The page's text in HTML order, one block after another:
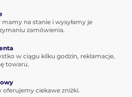
na stanie i wysyłamy je
zamówienia.
w ciągu kilku godzin, reklamacje,
towaru.
oferujemy ciekawe zniżki.